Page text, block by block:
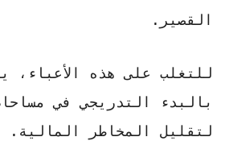
القصير.
للتغلب على هذه الأعباء،
بالبدء التدريجي في
لتقليل المخاطر المالية.